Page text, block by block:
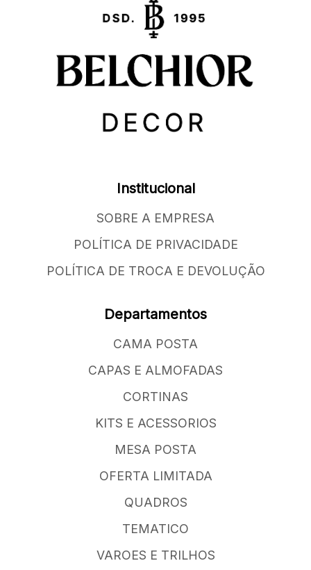
Institucional
SOBRE A EMPRESA
POLÍTICA DE PRIVACIDADE
POLÍTICA DE TROCA E DEVOLUÇÃO
Departamentos
CAMA POSTA
CAPAS E ALMOFADAS
CORTINAS
KITS E ACESSORIOS
MESA POSTA
OFERTA LIMITADA
QUADROS
TEMATICO
VAROES E TRILHOS